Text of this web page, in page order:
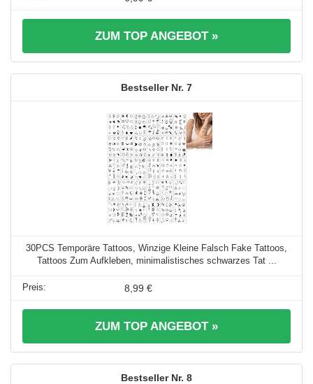
ZUM TOP ANGEBOT »
7
30PCS Temporäre Tattoos, Winzige Kleine Falsch Fake Tattoos,
Tattoos Zum Aufkleben, minimalistisches schwarzes Tat ...
8,99 €
ZUM TOP ANGEBOT »
8